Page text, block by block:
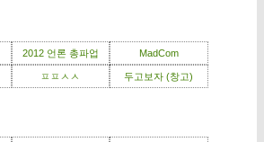
2012 언론 총파업 MadCom
ㅍㅍㅅㅅ 두고보자 (창고)